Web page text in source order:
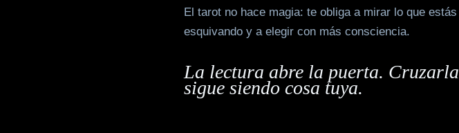
El tarot no hace magia: te obliga a mirar lo que estás
esquivando y a elegir con más consciencia.
La lectura abre la puerta. Cruzarla
sigue siendo cosa tuya.